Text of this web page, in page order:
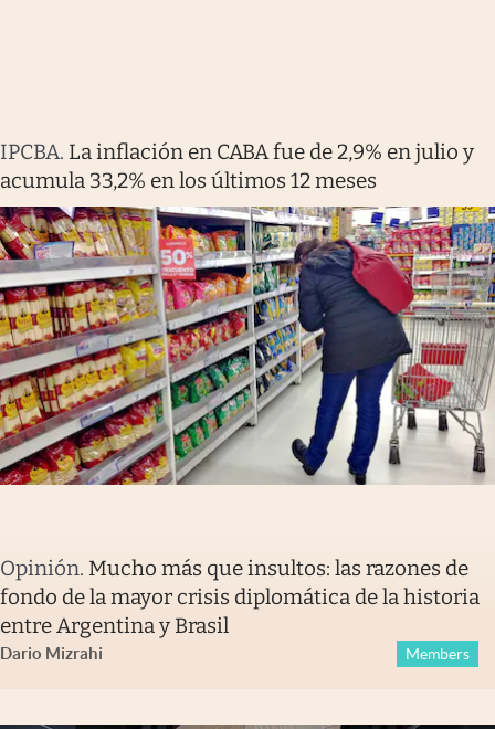
IPCBA. La inflación en CABA fue de 2,9% en julio y
acumula 33,2% en los últimos 12 meses
Opinión. Mucho más que insultos: las razones de
fondo de la mayor crisis diplomática de la historia
entre Argentina y Brasil
Dario Mizrahi Members